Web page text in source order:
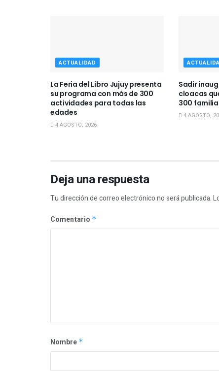
ACTUALIDAD
La Feria del Libro Jujuy presenta
su programa con más de 300
actividades para todas las
edades
4 AGOSTO, 2026
Sadir
cloacas
300
4 AGOSTO,
Deja una respuesta
Tu dirección de correo electrónico no será publicada.
Comentario *
Nombre *